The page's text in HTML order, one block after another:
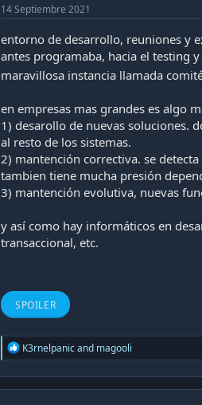
i
o
s
:
14 Septiembre 2021
entorno de desarrollo, reuniones y
antes programaba, hacia el testing
maravillosa instancia llamada
en empresas mas grandes es algo
1) desarollo de nuevas soluciones.
al resto de los sistemas.
2) mantención correctiva. se
tambien tiene mucha presión
3) mantención evolutiva, nuevas
y así como hay informáticos en
transaccional, etc.
SPOILER
R
e
K3rnelpanicand magooli